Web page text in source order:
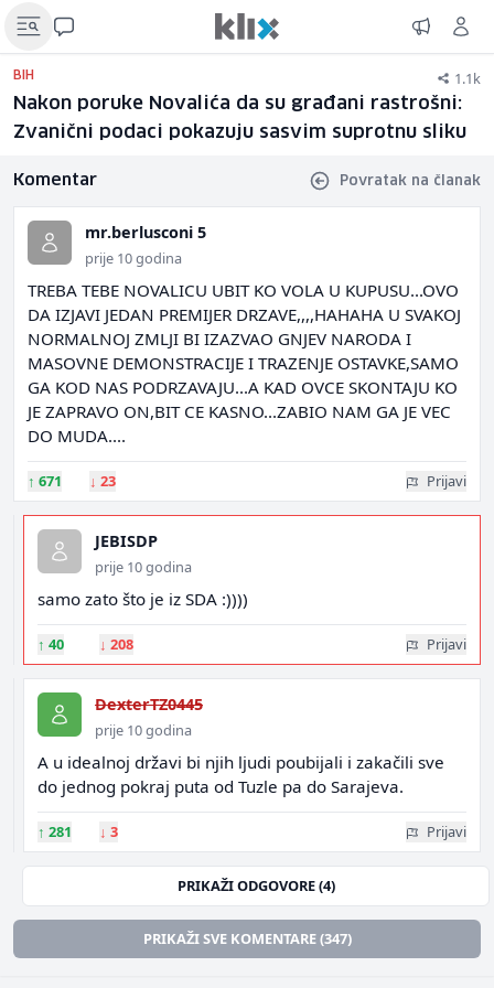
BIH 1.1k
Nakon poruke Novalića da su građani rastrošni:
Zvanični podaci pokazuju sasvim suprotnu sliku
Komentar Povratak na članak
mr.berlusconi 5
prije 10 godina
TREBA TEBE NOVALICU UBIT KO VOLA U KUPUSU...OVO
DA IZJAVI JEDAN PREMIJER DRZAVE,,,,HAHAHA U SVAKOJ
NORMALNOJ ZMLJI BI IZAZVAO GNJEV NARODA I
MASOVNE DEMONSTRACIJE I TRAZENJE OSTAVKE,SAMO
GA KOD NAS PODRZAVAJU...A KAD OVCE SKONTAJU KO
JE ZAPRAVO ON,BIT CE KASNO...ZABIO NAM GA JE VEC
DO MUDA....
↑ 671 ↓ 23 Prijavi
JEBISDP
prije 10 godina
samo zato što je iz SDA :))))
↑ 40 ↓ 208 Prijavi
DexterTZ0445
prije 10 godina
A u idealnoj državi bi njih ljudi poubijali i zakačili sve
do jednog pokraj puta od Tuzle pa do Sarajeva.
↑ 281 ↓ 3 Prijavi
PRIKAŽI ODGOVORE (4)
PRIKAŽI SVE KOMENTARE (347)